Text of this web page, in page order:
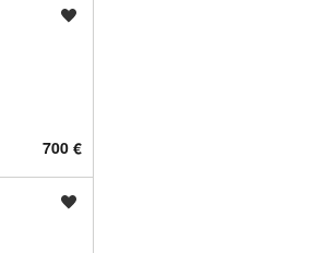
700 €